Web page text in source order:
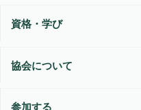
資格・学び
協会について
参加する